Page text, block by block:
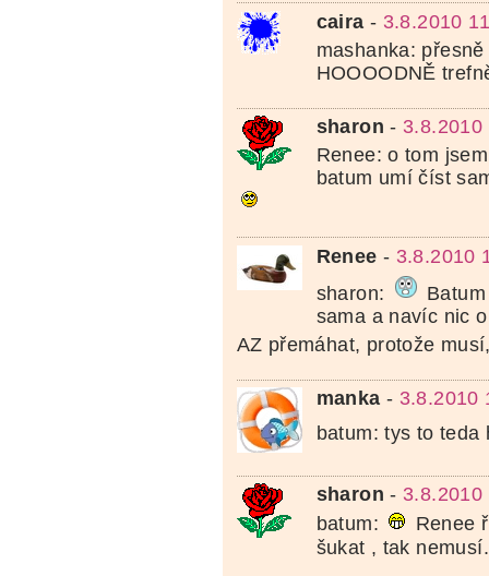
caira - 3.8.2010
mashanka:
HOOOODNĚ
sharon - 3.8.2010
Renee: o tom
batum umí číst
Renee - 3.8.2010
sharon:
sama a navíc nic
AZ přemáhat, protože
manka - 3.8.2010
batum: tys to teda
sharon - 3.8.2010
batum:
Renee
šukat , tak